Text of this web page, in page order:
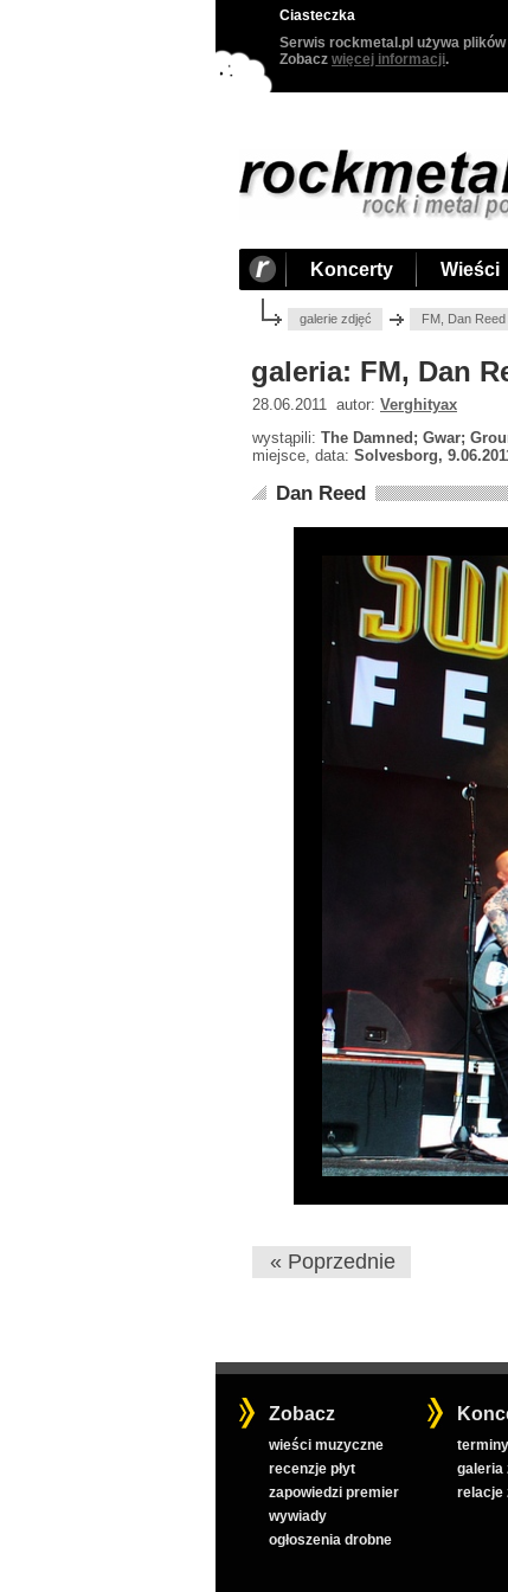
Ciasteczka
Serwis rockmetal.pl używa
Zobacz więcej informacji.
Koncerty Wieści
galerie zdjęć FM, Dan
galeria: FM, Dan
28.06.2011 autor: Verghityax
wystąpili: The Damned; Gwar;
miejsce, data: Solvesborg,
Dan Reed
« Poprzednie
Zobacz
wieści muzyczne
recenzje płyt
zapowiedzi premier
wywiady
ogłoszenia drobne
galeria
relacje